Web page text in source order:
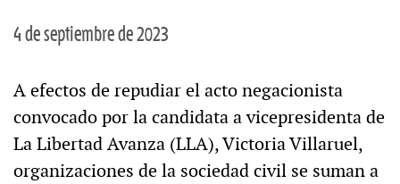
4 de septiembre de 2023
A efectos de repudiar el acto negacionista
convocado por la candidata a vicepresidenta de
La Libertad Avanza (LLA), Victoria Villaruel,
organizaciones de la sociedad civil se suman a